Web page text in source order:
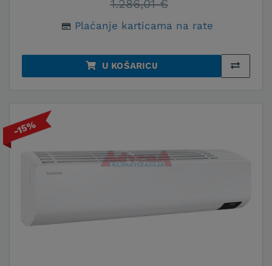
1.286,01 €
Plaćanje karticama na rate
U KOŠARICU
-15%